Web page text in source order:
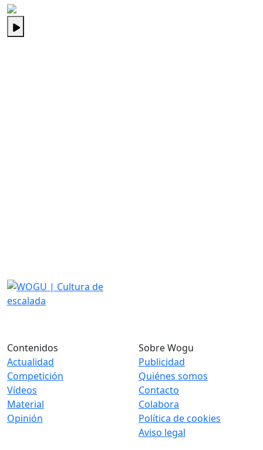
Contenidos
Actualidad
Competición
Vídeos
Material
Opinión
Sobre Wogu
Publicidad
Quiénes somos
Contacto
Colabora
Política de cookies
Aviso legal